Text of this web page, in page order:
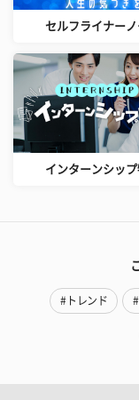
セルフライナーノ
インターンシッ
#トレンド